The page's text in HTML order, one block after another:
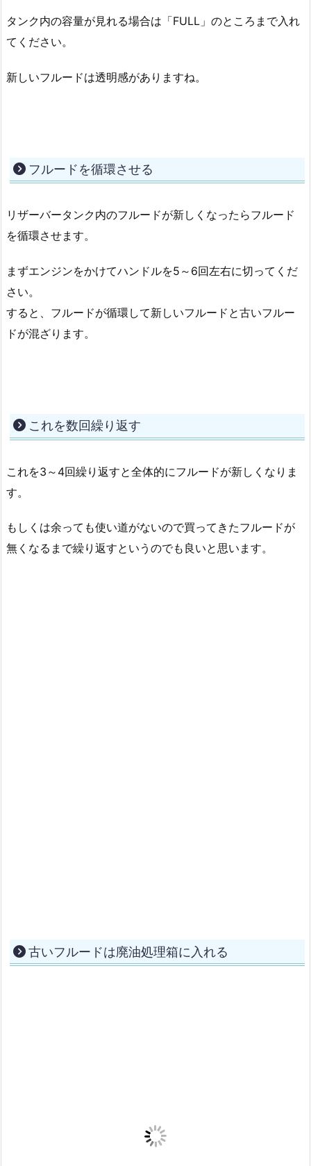
タンク内の容量が見れる場合は「FULL」のところまで入れ
てください。
新しいフルードは透明感がありますね。
フルードを循環させる
リザーバータンク内のフルードが新しくなったらフルード
を循環させます。
まずエンジンをかけてハンドルを5～6回左右に切ってくだ
さい。
すると、フルードが循環して新しいフルードと古いフルー
ドが混ざります。
これを数回繰り返す
これを3～4回繰り返すと全体的にフルードが新しくなりま
す。
もしくは余っても使い道がないので買ってきたフルードが
無くなるまで繰り返すというのでも良いと思います。
古いフルードは廃油処理箱に入れる